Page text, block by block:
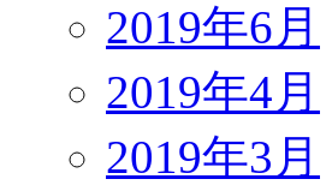
2019年6月
2019年4月
2019年3月